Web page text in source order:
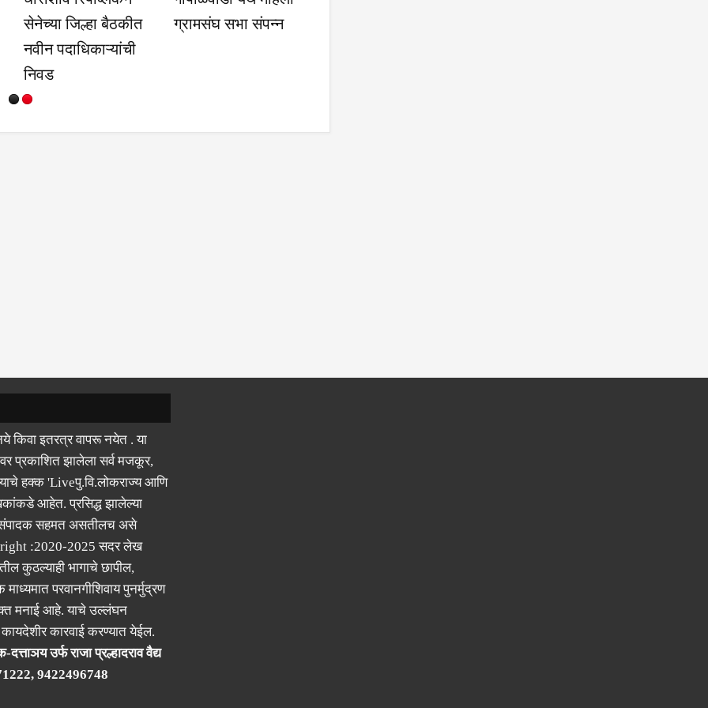
अतिक्रमण हटवले;
भाविकांचा मार्ग झाला
मोकळा
जिल्हास्तरीय नासा
किवा इतरत्र वापरू नयेत . या
प्रकाशित झालेला सर्व मजकूर,
हक्क 'Liveपु.वि.लोकराज्य आणि
आहेत. प्रसिद्ध झालेल्या
सहमत असतीलच असे
:2020-2025 सदर लेख
कुठल्याही भागाचे छापील,
परवानगीशिवाय पुनर्मुद्रण
मनाई आहे. याचे उल्लंघन
कायदेशीर कारवाई करण्यात येईल.
उर्फ राजा प्रल्हादराव वैद्य
9422496748